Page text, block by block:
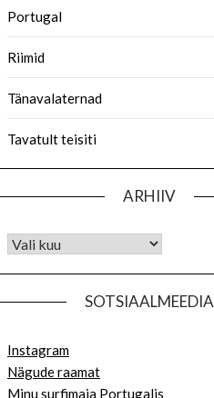
Portugal
Riimid
Tänavalaternad
Tavatult teisiti
ARHIIV
SOTSIAALMEEDIA
Instagram
Nägude raamat
Minu surfimaja Portugalis